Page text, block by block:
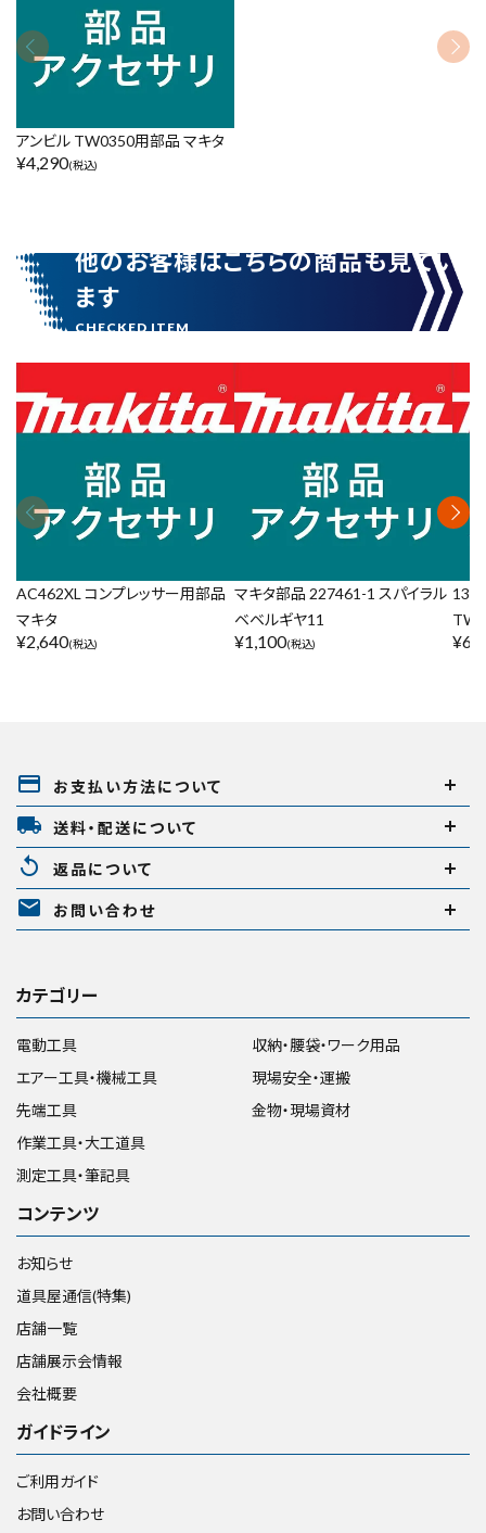
価格から探す
円 ～
アンビル TW0350用部品 マキタ
¥4,290(税込)
他のお客様はこちらの商品も見てい
ます
AC462XL コンプレッサー用部品
マキタ
¥2,640(税込)
マキタ部品 227461-1 スパイラル
ベベルギヤ11
¥1,100(税込) ¥
payment お支払い方法について
local_shipping 送料・配送について
replay 返品について
mail お問い合わせ
カテゴリー
電動工具
エアー工具・機械工具
先端工具
作業工具・大工道具
測定工具・筆記具
収納・腰袋・ワーク用品
現場安全・運搬
金物・現場資材
コンテンツ
お知らせ
道具屋通信(特集)
店舗一覧
店舗展示会情報
会社概要
ガイドライン
ご利用ガイド
お問い合わせ